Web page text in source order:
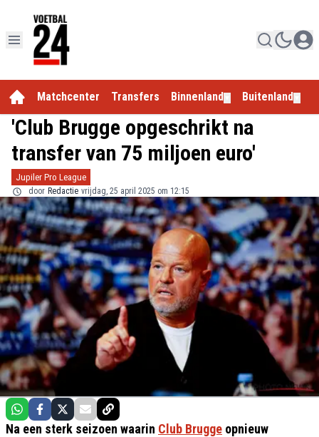
Matchcenter Transfers Binnenland Buitenland
'Club Brugge opgeschrikt na
transfer van 75 miljoen euro'
Jupiler Pro League
door Redactie vrijdag, 25 april 2025 om 12:15
Na een sterk seizoen waarin Club Brugge opnieuw